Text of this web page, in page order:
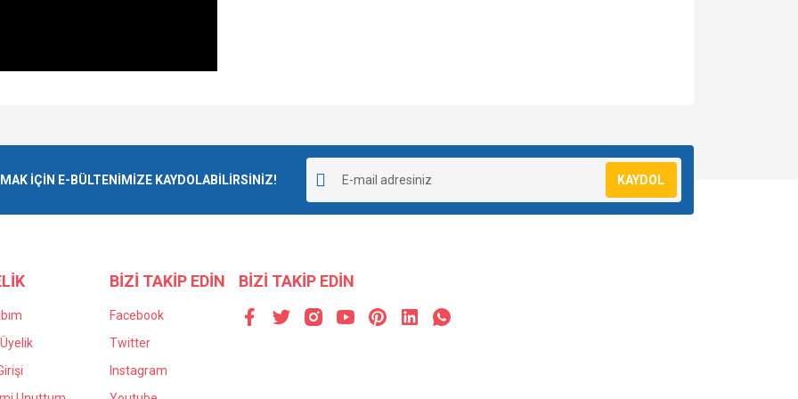
İÇİN E-BÜLTENİMİZE KAYDOLABİLİRSİNİZ! KAYDOL
BİZİ TAKİP EDİN
Facebook
Twitter
Instagram
BİZİ TAKİP EDİN